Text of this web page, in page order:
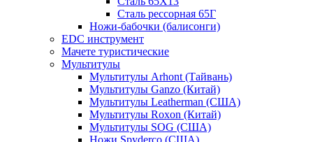
Сталь рессорная 65Г
Ножи-бабочки (балисонги)
EDC инструмент
Мачете туристические
Мультитулы
Мультитулы Arhont (Тайвань)
Мультитулы Ganzo (Китай)
Мультитулы Leatherman (США)
Мультитулы Roxon (Китай)
Мультитулы SOG (США)
Ножи Spyderco (США)